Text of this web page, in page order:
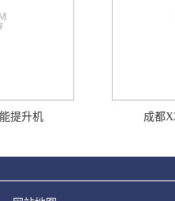
提升机 成都